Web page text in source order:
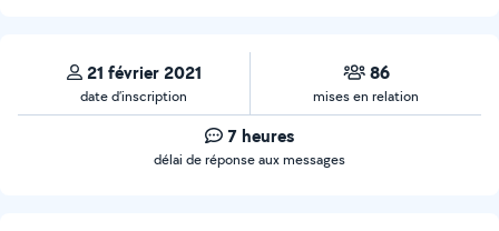
21 février 2021
date d’inscription
86
mises en relation
7 heures
délai de réponse aux messages